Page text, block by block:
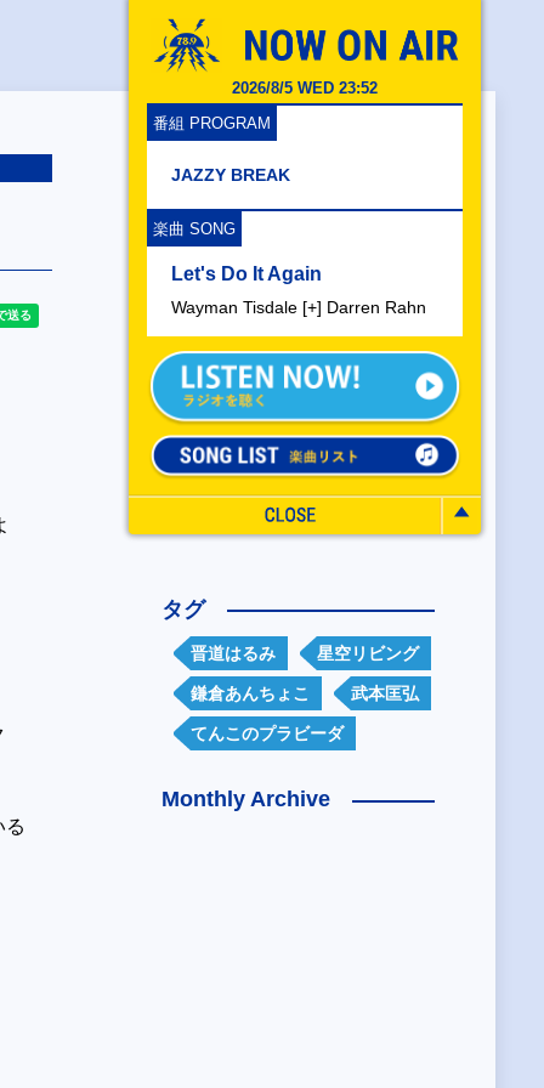
2026/8/5 WED 23:52
番組 PROGRAM
JAZZY BREAK
楽曲 SONG
Let's Do It Again
Wayman Tisdale [+] Darren Rahn
る
タグ
晋道はるみ 星空リビング
鎌倉あんちょこ 武本匡弘
てんこのプラビーダ
Monthly Archive